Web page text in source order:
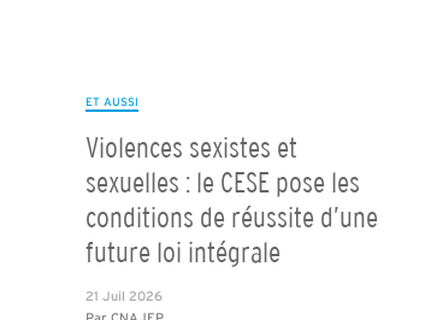
ET AUSSI
Violences sexistes et
sexuelles : le CESE pose les
conditions de réussite d’une
future loi intégrale
21 Juil 2026